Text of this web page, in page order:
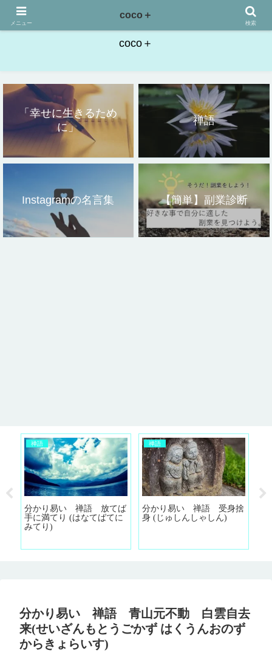
こころにプラス。「幸せに生きるために」
coco＋
「幸せに生きるため
に」
禅語
Instagramの名言集 【簡単】副業診断
禅語
分かり易い 禅語 放てば
手に満てり (はなてばてに
みてり)
禅語
分かり易い 禅語 受身捨
身 (じゅしんしゃしん)
分かり易い 禅語 青山元不動 白雲自去
来(せいざんもとうごかず はくうんおのず
からきょらいす)
メニュー
coco＋
検索